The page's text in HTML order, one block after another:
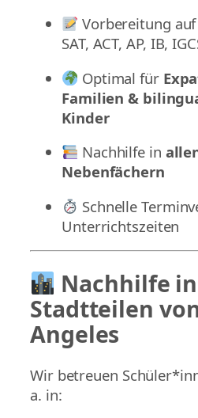
Vorbereitung
SAT, ACT, AP, IB,
Optimal für
Familien &
Kinder
Nachhilfe in
Nebenfächern
Schnelle
Unterrichtszeiten
Nachhilfe
Stadtteilen
Angeles
Wir betreuen
a. in: